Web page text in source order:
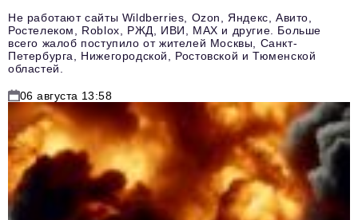
Не работают сайты Wildberries, Ozon, Яндекс, Авито,
Ростелеком, Roblox, РЖД, ИВИ, MAX и другие. Больше
всего жалоб поступило от жителей Москвы, Санкт-
Петербурга, Нижегородской, Ростовской и Тюменской
областей.
06 августа 13:58